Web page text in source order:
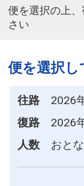
便を選択の上
さい
便を選択
往路
2026
復路
2026
人数
おと